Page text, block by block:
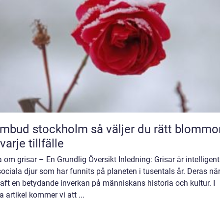
stockholm så väljer du rätt blommor
tillfälle
om grisar – En Grundlig Översikt Inledning: Grisar är
djur som har funnits på planeten i tusentals år. Deras
en betydande inverkan på människans historia och kultur. I
artikel kommer vi att ...